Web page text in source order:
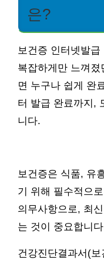
은?
보건증 인터넷발
복잡하게만 느껴
면 누구나 쉽게 완
터 발급 완료까지,
니다.
보건증은 식품, 유
기 위해 필수적으
의무사항으로, 최
는 것이 중요합니
건강진단결과서(